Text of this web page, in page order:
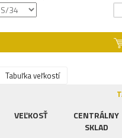
Tabuľka veľkostí
VEĽKOSŤ
CENTRÁLNY
SKLAD